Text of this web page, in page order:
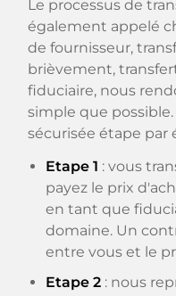
Le processus de
également appelé
de fournisseur,
brièvement,
fiduciaire, nous
simple que
sécurisée étape par
Etape 1 : vous
payez le prix
en tant que
domaine. Un
entre vous et le
Etape 2 : nous